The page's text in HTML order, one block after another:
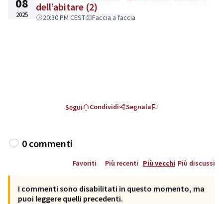
08
2025
dell’abitare (2)
20:30 PM CEST Faccia a faccia
Segui Condividi Segnala
0 commenti
Favoriti Più recenti Più vecchi Più discussi
I commenti sono disabilitati in questo momento, ma
puoi leggere quelli precedenti.